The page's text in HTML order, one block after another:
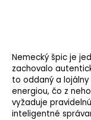
Nemecký špic je
zachovalo
to oddaný a
energiou, čo z
vyžaduje
inteligentné